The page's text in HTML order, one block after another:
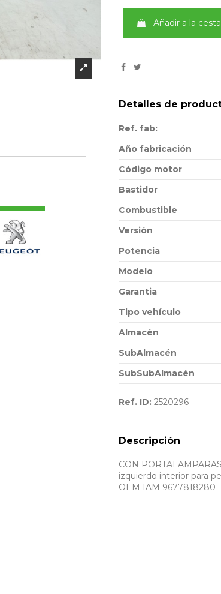
Añadir a la cesta
Detalles de
Ref. fab:
Año fabricación
Código motor
Bastidor
Combustible
Versión
Potencia
Modelo
Garantia
Tipo vehículo
Almacén
SubAlmacén
SubSubAlmacén
Ref. ID: 2520296
Descripción
CON
izquierdo interior para
OEM IAM 9677818280